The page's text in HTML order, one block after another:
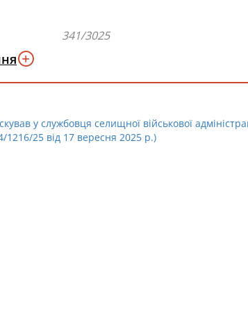
341/3025
у службовця селищної військової
25 від 17 вересня 2025 р.)